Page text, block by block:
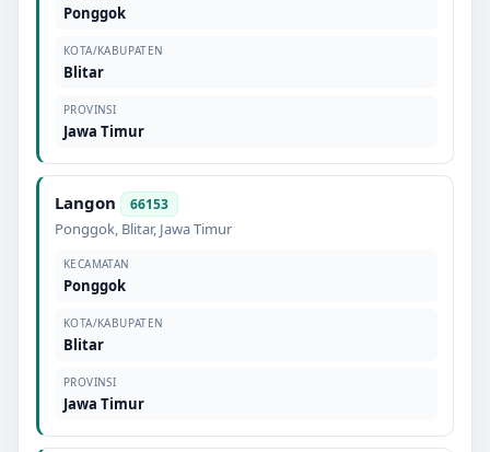
Ponggok
KOTA/KABUPATEN
Blitar
PROVINSI
Jawa Timur
Langon 66153
Ponggok, Blitar, Jawa Timur
KECAMATAN
Ponggok
KOTA/KABUPATEN
Blitar
PROVINSI
Jawa Timur